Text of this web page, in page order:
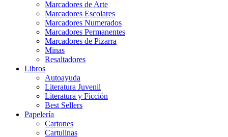
Marcadores de Arte
Marcadores Escolares
Marcadores Numerados
Marcadores Permanentes
Marcadores de Pizarra
Minas
Resaltadores
Libros
Autoayuda
Literatura Juvenil
Literatura y Ficción
Best Sellers
Papelería
Cartones
Cartulinas